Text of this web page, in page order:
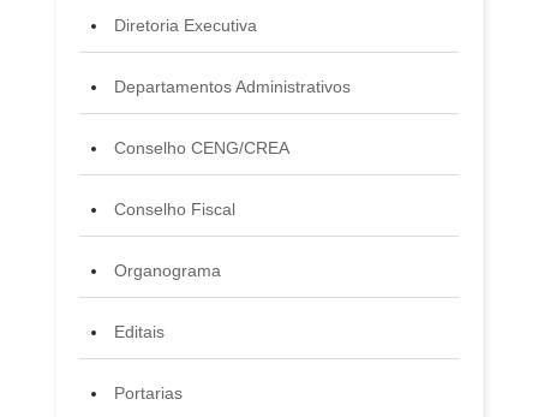
Diretoria Executiva
Departamentos Administrativos
Conselho CENG/CREA
Conselho Fiscal
Organograma
Editais
Portarias